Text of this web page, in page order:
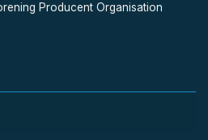
Producent Organisation